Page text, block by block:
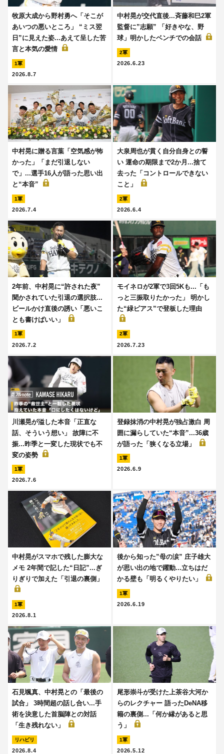
牧原大成から野村勇へ「そこが
あいつの悪いところ」 “ミス翌
日”に見えた姿...あえて呈した苦
言と本気の愛情
1軍
2026.8.7
中村晃が交代直後...斉藤和巳2軍
監督に”志願” 「好きやな、野
球」明かしたベンチでの会話
2軍
2026.6.23
中村晃に贈る言葉「空気感が怖
かった」「まだ引退しない
で」...選手16人が語った思い出
と“本音”
1軍
2026.7.4
大泉周也が貫く自分自身との誓
い 運命の期限まで2か月...捨て
去った「コントロールできない
こと」
2軍
2026.6.4
2年前、中村晃に“許された夜”
聞かされていた引退の選択肢...
ビールかけ直後の誘い「悪いこ
とも書けばいい」
1軍
2026.7.2
モイネロが2軍で3回5Kも...「も
っと三振取りたかった」 明かし
た“緑ピアス”で登板した理由
2軍
2026.7.23
川瀬晃が溢した本音「正直な
話、そういう想い」 故障に不
振...昨季と一変した現状でも不
変の姿勢
1軍
2026.7.6
登録抹消の中村晃が独占激白 周
囲に漏らしていた“本音”...36歳
が語った「狭くなる立場」
1軍
2026.6.9
中村晃がスマホで残した膨大な
メモ 2年間で記した“日記”...ぎ
りぎりで加えた「引退の裏側」
1軍
2026.8.1
後から知った”母の涙” 庄子雄大
が思い出の地で躍動...立ちはだ
かる壁も「明るくやりたい」
1軍
2026.6.19
石見颯真、中村晃との「最後の
試合」 3時間超の話し合い...手
術を決意した首脳陣との対話
「生き残れない」
リハビリ
2026.8.4
尾形崇斗が受けた上茶谷大河か
らのレクチャー 語ったDeNA移
籍の裏側...「何か縁があると思
う」
1軍
2026.5.12